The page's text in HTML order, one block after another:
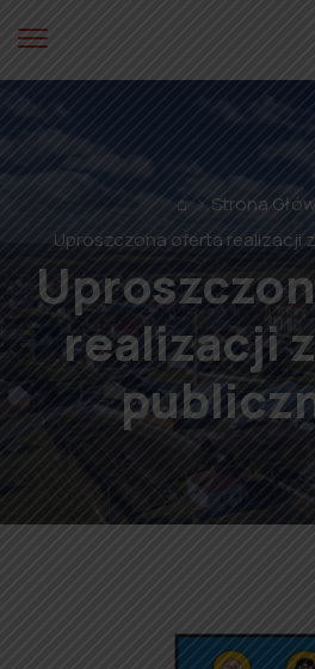
⌂
Strona
Uproszczona oferta realizacji
realizacji